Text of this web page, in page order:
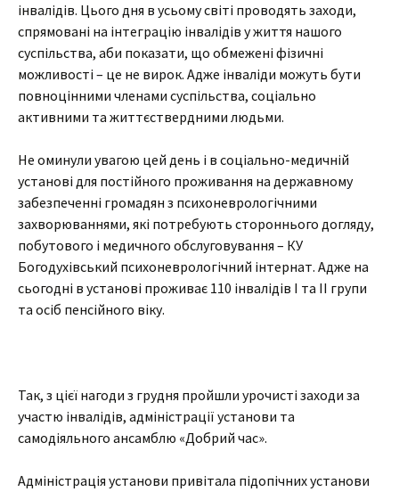
інвалідів. Цього дня в усьому світі проводять заходи,
спрямовані на інтеграцію інвалідів у життя нашого
суспільства, аби показати, що обмежені фізичні
можливості – це не вирок. Адже інваліди можуть бути
повноцінними членами суспільства, соціально
активними та життєствердними людьми.
Не оминули увагою цей день і в соціально-медичній
установі для постійного проживання на державному
забезпеченні громадян з психоневрологічними
захворюваннями, які потребують стороннього догляду,
побутового і медичного обслуговування – КУ
Богодухівський психоневрологічний інтернат. Адже на
сьогодні в установі проживає 110 інвалідів І та ІІ групи
та осіб пенсійного віку.
Так, з цієї нагоди з грудня пройшли урочисті заходи за
участю інвалідів, адміністрації установи та
самодіяльного ансамблю «Добрий час».
Адміністрація установи привітала підопічних установи